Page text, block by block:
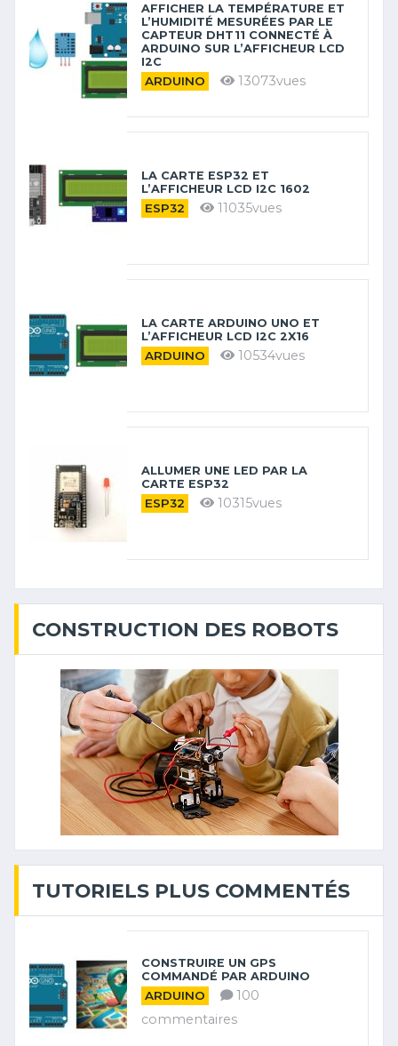
AFFICHER LA TEMPÉRATURE ET
L’HUMIDITÉ MESURÉES PAR LE
CAPTEUR DHT11 CONNECTÉ À
ARDUINO SUR L’AFFICHEUR LCD
I2C
ARDUINO 13073vues
LA CARTE ESP32 ET
L’AFFICHEUR LCD I2C 1602
ESP32 11035vues
LA CARTE ARDUINO UNO ET
L’AFFICHEUR LCD I2C 2X16
ARDUINO 10534vues
ALLUMER UNE LED PAR LA
CARTE ESP32
ESP32 10315vues
CONSTRUCTION DES ROBOTS
TUTORIELS PLUS COMMENTÉS
CONSTRUIRE UN GPS
COMMANDÉ PAR ARDUINO
ARDUINO
100
commentaires